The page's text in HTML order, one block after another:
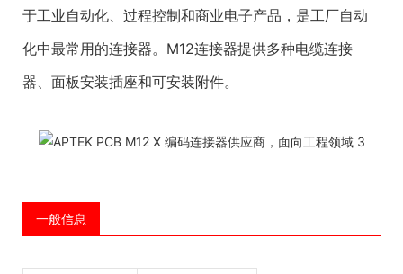
于工业自动化、过程控制和商业电子产品，是工厂自动
化中最常用的连接器。M12连接器提供多种电缆连接
器、面板安装插座和可安装附件。
一般信息